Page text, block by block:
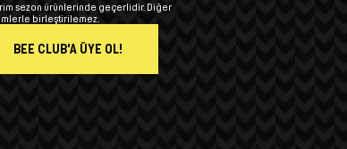
sezon ürünlerinde geçerlidir. Diğer
birleştirilemez.
BEE CLUB'A ÜYE OL!